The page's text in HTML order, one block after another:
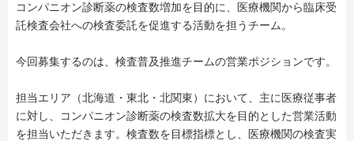
コンパニオン診断薬の検査数増加を目的に、医療機関から臨床受
託検査会社への検査委託を促進する活動を担うチーム。
今回募集するのは、検査普及推進チームの営業ポジションです。
担当エリア（北海道・東北・北関東）において、主に医療従事者
に対し、コンパニオン診断薬の検査数拡大を目的とした営業活動
を担当いただきます。検査数を目標指標とし、医療機関の検査実